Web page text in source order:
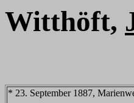
Witthöft,
* 23. September 1887,